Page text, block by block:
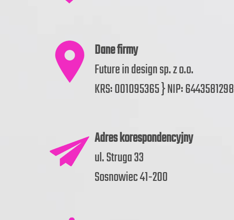
Dane firmy
Future in design sp. z o.o.
KRS: 001095365 } NIP: 6443581298
Adres korespondencyjny
ul. Struga 33
Sosnowiec 41-200